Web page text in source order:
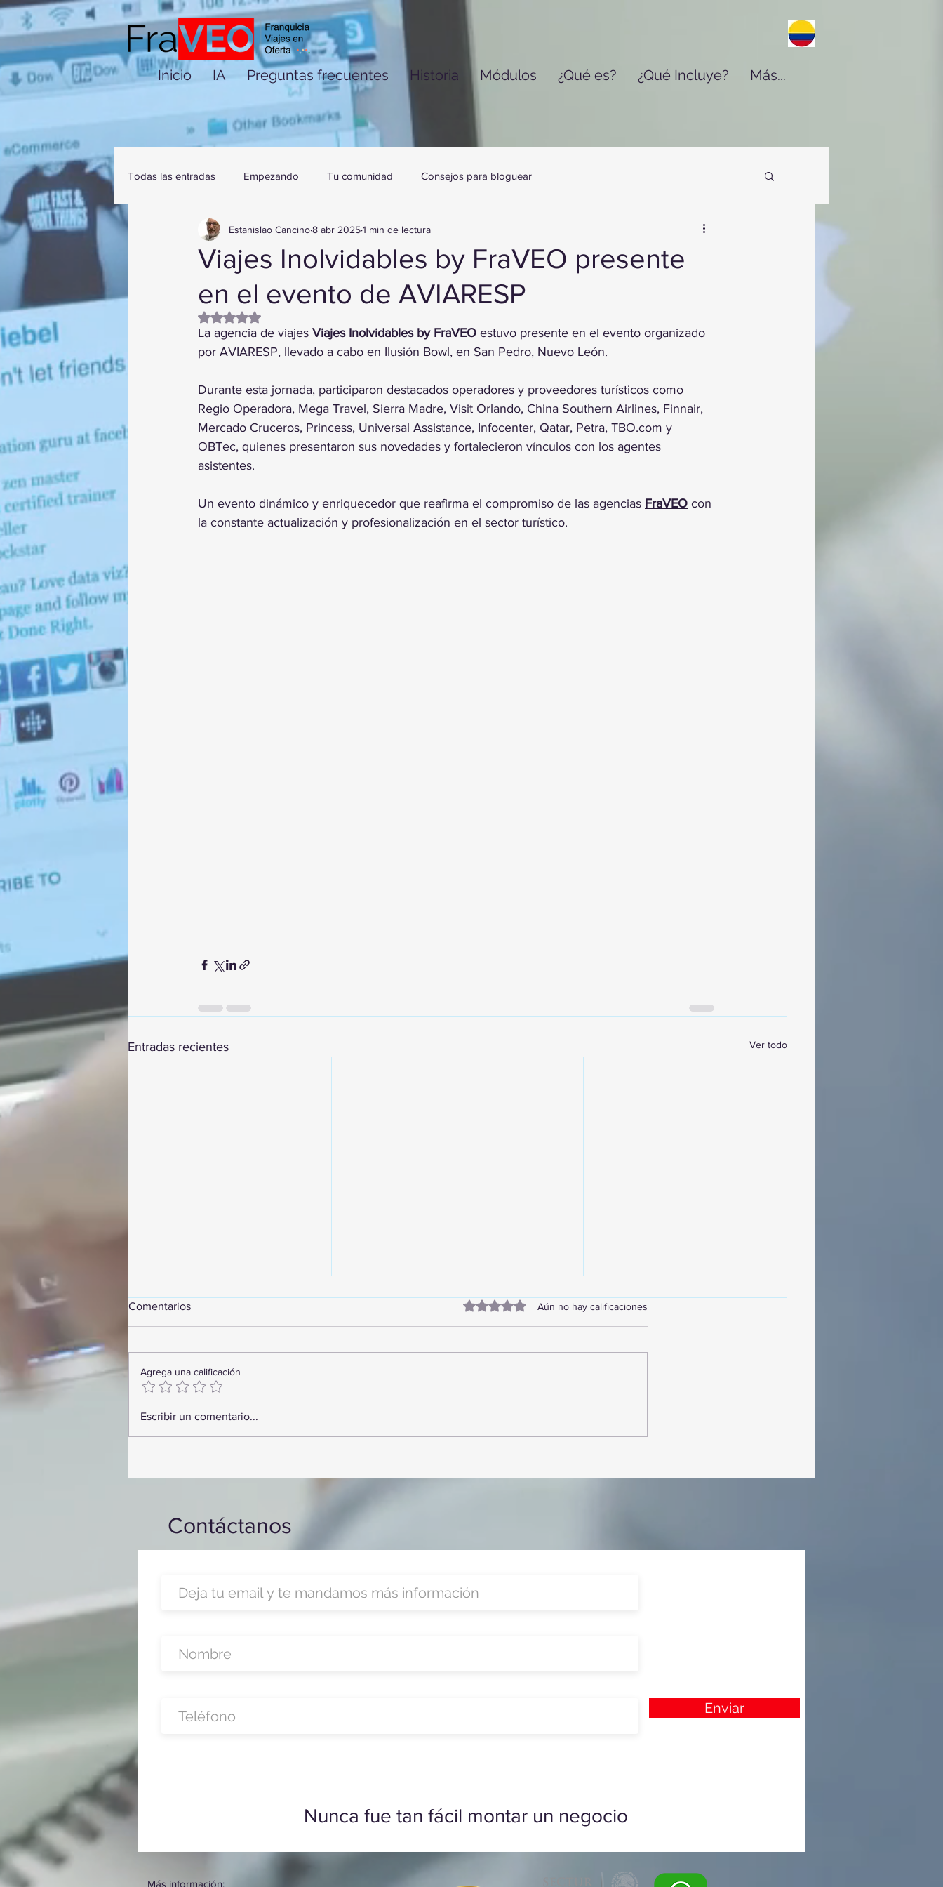
Inicio IA Preguntas frecuentes Historia Módulos ¿Qué es? ¿Qué Incluye? Más...
Todas las entradas Empezando Tu comunidad Consejos para bloguear
Viajes Inolvidables by FraVEO presente
en el evento de AVIARESP
Estanislao Cancino8 abr 20251 min de lectura
Obtuvo NaN de 5 estrellas.
La agencia de viajes Viajes Inolvidables by FraVEO estuvo presente en el evento organizado
por AVIARESP, llevado a cabo en Ilusión Bowl, en San Pedro, Nuevo León.
Durante esta jornada, participaron destacados operadores y proveedores turísticos como
Regio Operadora, Mega Travel, Sierra Madre, Visit Orlando, China Southern Airlines, Finnair,
Mercado Cruceros, Princess, Universal Assistance, Infocenter, Qatar, Petra, TBO.com y
OBTec, quienes presentaron sus novedades y fortalecieron vínculos con los agentes
asistentes.
Un evento dinámico y enriquecedor que reafirma el compromiso de las agencias FraVEO con
la constante actualización y profesionalización en el sector turístico.
Entradas recientes Ver todo
GoMapTravelByFraveo
capacitación realizado en el
Zoom
organizada por Nefertari
Comentarios Obtuvo 0 de 5 estrellas.
Aún no hay calificaciones
Agrega una calificación
Escribir un comentario...
Contáctanos
Enviar
Nunca fue tan fácil montar un negocio
Más información: